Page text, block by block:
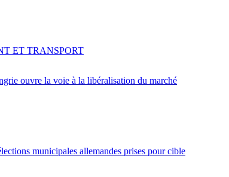
ouvre la voie à la libéralisation du marché
ET TRANSPORT
municipales allemandes prises pour cible